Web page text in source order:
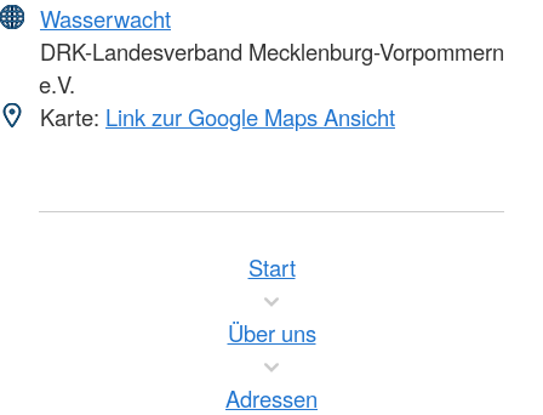
Wasserwacht
DRK-Landesverband Mecklenburg-Vorpommern
e.V.
Karte: Link zur Google Maps Ansicht
Start
Über uns
Adressen